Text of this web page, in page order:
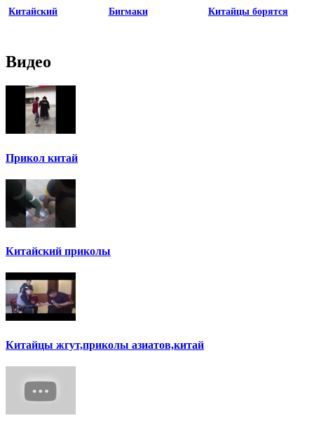
Китайский Бигмаки Китайцы борятся
Видео
Прикол китай
Китайский приколы
Китайцы жгут,приколы азиатов,китай